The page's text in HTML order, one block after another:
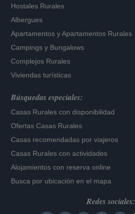
Hostales Rurales
Albergues
Apartamentos yApartamentos Rurales
Campings y Bungalows
Complejos Rurales
Viviendas turísticas
Búsquedas especiales:
Casas Rurales con disponibilidad
Ofertas Casas Rurales
Casas recomendadas por viajeros
Casas Rurales con actividades
Alojamientos con reserva online
Busca por ubicación en el mapa
Redes sociales: